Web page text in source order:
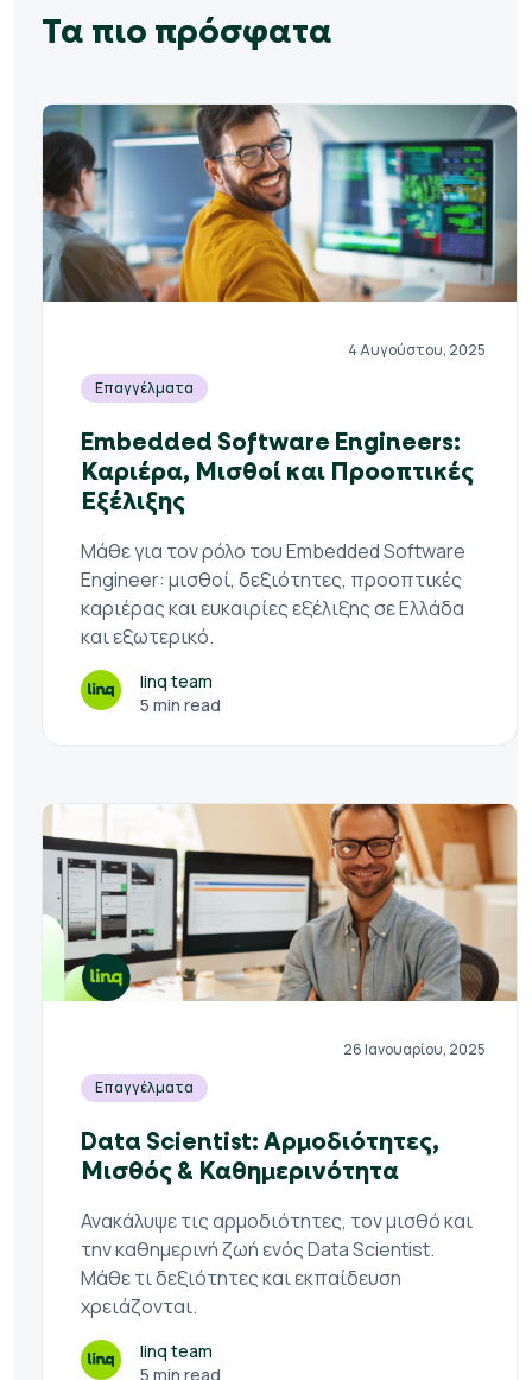
Τα πιο πρόσφατα
4 Αυγούστου, 2025
Επαγγέλματα
Embedded Software Engineers:
Καριέρα, Μισθοί και Προοπτικές
Εξέλιξης
Μάθε για τον ρόλο του Embedded Software
Engineer: μισθοί, δεξιότητες, προοπτικές
καριέρας και ευκαιρίες εξέλιξης σε Ελλάδα
και εξωτερικό.
linq team
5 min read
26 Ιανουαρίου, 2025
Επαγγέλματα
Data Scientist: Αρμοδιότητες,
Μισθός & Καθημερινότητα
Ανακάλυψε τις αρμοδιότητες, τον μισθό και
την καθημερινή ζωή ενός Data Scientist.
Μάθε τι δεξιότητες και εκπαίδευση
χρειάζονται.
linq team
5 min read